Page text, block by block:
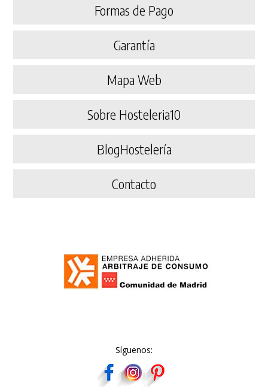
Formas de Pago
Garantía
Mapa Web
Sobre Hosteleria10
BlogHostelería
Contacto
Síguenos: